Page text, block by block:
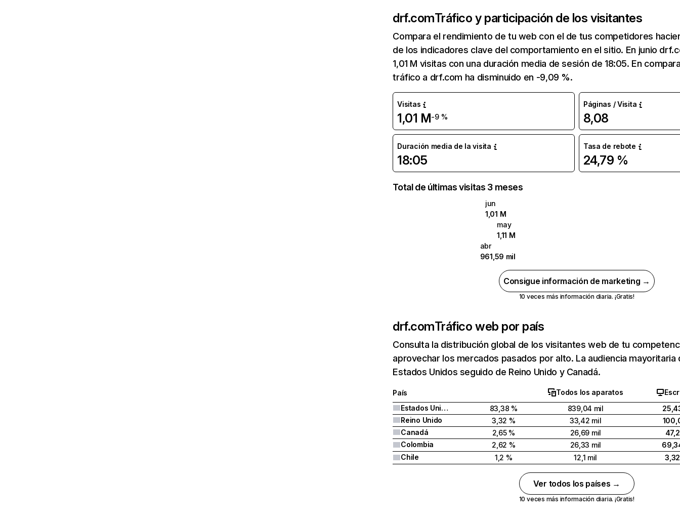
drf.comTráfico y participación de los visitantes
Compara el rendimiento de tu web con el de tus competidores
de los indicadores clave del comportamiento en el sitio. En junio
1,01 M visitas con una duración media de sesión de 18:05. En
tráfico a drf.com ha disminuido en -9,09 %.
Visitas
1,01 M-9 %
Páginas / Visita
8,08
Duración media de la visita
18:05
Tasa de rebote
24,79 %
Total de últimas visitas 3 meses
jun
1,01 M
may
1,11 M
abr
961,59 mil
Consigue información de marketing →
10 veces más información diaria. ¡Gratis!
drf.comTráfico web por país
Consulta la distribución global de los visitantes web de tu
aprovechar los mercados pasados por alto. La audiencia
Estados Unidos seguido de Reino Unido y Canadá.
País Todos los aparatos
Estados Unidos
83,38 % 839,04 mil
Reino Unido
3,32 % 33,42 mil
Canadá
2,65 % 26,69 mil
Colombia
2,62 % 26,33 mil
Chile
1,2 % 12,1 mil
Ver todos los países →
10 veces más información diaria. ¡Gratis!